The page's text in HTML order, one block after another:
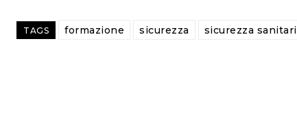
TAGS formazione sicurezza sicurezza sanitari